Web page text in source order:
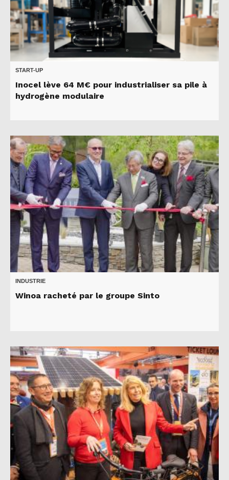
START-UP
Inocel lève 64 M€ pour industrialiser sa pile à
hydrogène modulaire
INDUSTRIE
Winoa racheté par le groupe Sinto